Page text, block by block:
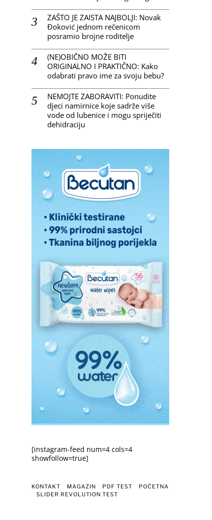
ZAŠTO JE ZAISTA NAJBOLJI: Novak
Đoković jednom rečenicom
posramio brojne roditelje
(NE)OBIČNO MOŽE BITI
ORIGINALNO I PRAKTIČNO: Kako
odabrati pravo ime za svoju bebu?
NEMOJTE ZABORAVITI: Ponudite
djeci namirnice koje sadrže više
vode od lubenice i mogu spriječiti
dehidraciju
[instagram-feed num=4 cols=4
showfollow=true]
KONTAKT MAGAZIN PDF TEST
POČETNA
SLIDER REVOLUTION TEST